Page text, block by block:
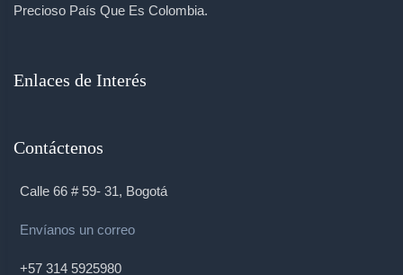
Precioso País Que Es Colombia.
Enlaces de Interés
Contáctenos
Calle 66 # 59- 31, Bogotá
Envíanos un correo
+57 314 5925980